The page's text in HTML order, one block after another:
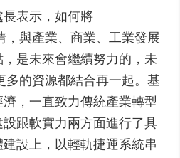
表示，如何將
與產業、商業、工業發展
是未來會繼續努力的，未
多的資源都結合再一起。基
，一直致力傳統產業轉型
跟軟實力兩方面進行了具
設上，以輕軌捷運系統串